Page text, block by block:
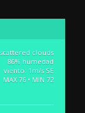
scattered clouds
86% humedad
viento: 1m/s SE
MAX 76 • MIN 72